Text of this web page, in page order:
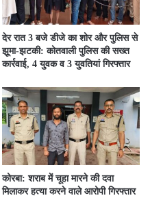
देर रात 3 बजे डीजे का शोर और पुलिस से
झूमा-झटकी: कोतवाली पुलिस की सख्त
कार्रवाई, 4 युवक व 3 युवतियां गिरफ्तार
कोरबा: शराब में चूहा मारने की दवा
मिलाकर हत्या करने वाले आरोपी गिरफ्तार